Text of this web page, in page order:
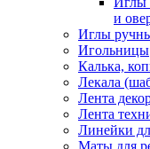
и
Иглы
Игольницы
Калька,
Лекала
Лента
Лента
Линейки
Маты для